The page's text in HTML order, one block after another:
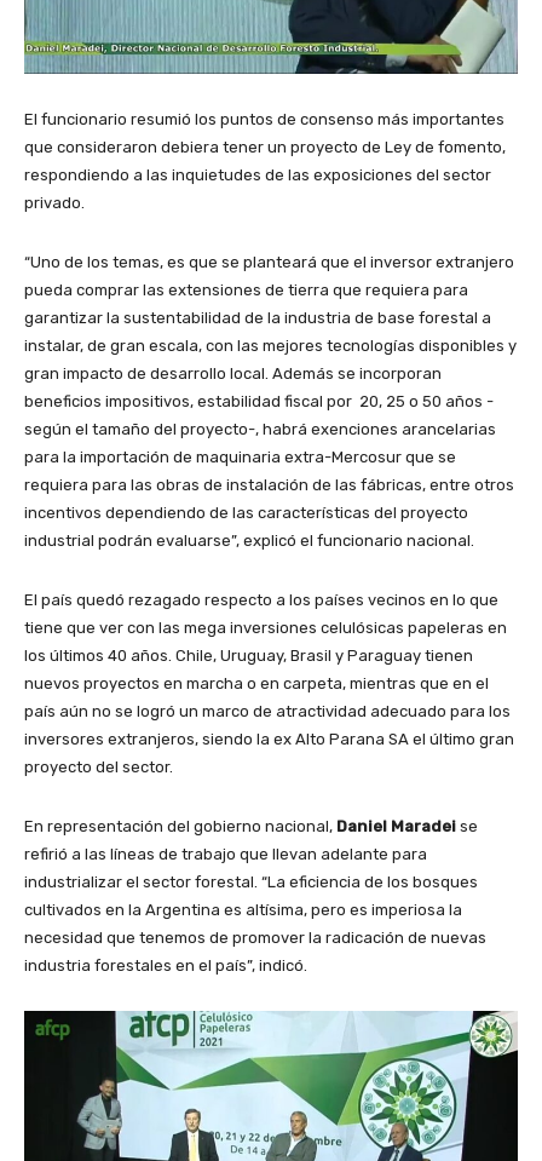
El funcionario resumió los puntos de consenso más importantes
que consideraron debiera tener un proyecto de Ley de fomento,
respondiendo a las inquietudes de las exposiciones del sector
privado.
“Uno de los temas, es que se planteará que el inversor extranjero
pueda comprar las extensiones de tierra que requiera para
garantizar la sustentabilidad de la industria de base forestal a
instalar, de gran escala, con las mejores tecnologías disponibles y
gran impacto de desarrollo local. Además se incorporan
beneficios impositivos, estabilidad fiscal por 20, 25 o 50 años -
según el tamaño del proyecto-, habrá exenciones arancelarias
para la importación de maquinaria extra-Mercosur que se
requiera para las obras de instalación de las fábricas, entre otros
incentivos dependiendo de las características del proyecto
industrial podrán evaluarse”, explicó el funcionario nacional.
El país quedó rezagado respecto a los países vecinos en lo que
tiene que ver con las mega inversiones celulósicas papeleras en
los últimos 40 años. Chile, Uruguay, Brasil y Paraguay tienen
nuevos proyectos en marcha o en carpeta, mientras que en el
país aún no se logró un marco de atractividad adecuado para los
inversores extranjeros, siendo la ex Alto Parana SA el último gran
proyecto del sector.
En representación del gobierno nacional, Daniel Maradei se
refirió a las líneas de trabajo que llevan adelante para
industrializar el sector forestal. “La eficiencia de los bosques
cultivados en la Argentina es altísima, pero es imperiosa la
necesidad que tenemos de promover la radicación de nuevas
industria forestales en el país”, indicó.